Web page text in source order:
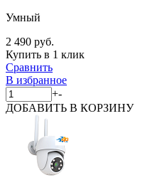
Умный
2 490 руб.
Купить в 1 клик
Сравнить
В избранное
+-
ДОБАВИТЬ В КОРЗИНУ